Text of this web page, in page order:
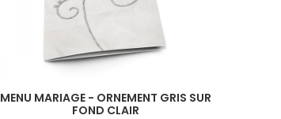
MENU MARIAGE - ORNEMENT GRIS SUR
FOND CLAIR